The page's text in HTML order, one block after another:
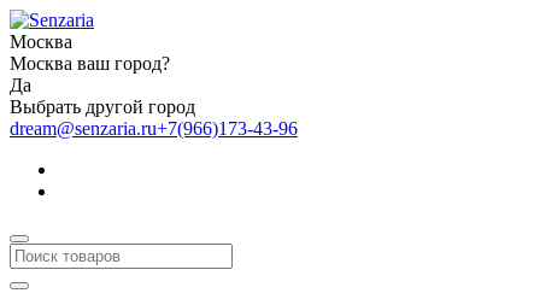
Москва
Москва ваш город?
Да
Выбрать другой город
dream@senzaria.ru+7(966)173-43-96